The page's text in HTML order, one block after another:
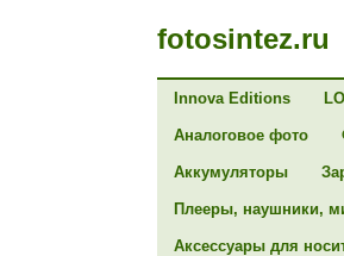
fotosintez.ru
Innova Editions
Аналоговое фото
Аккумуляторы
Плееры, наушники,
Аксессуары для